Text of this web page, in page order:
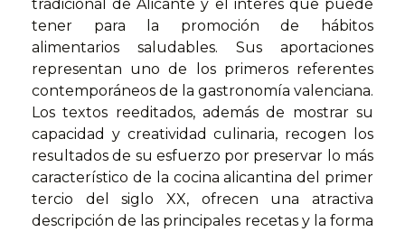
tradicional de Alicante y el interés que puede
tener para la promoción de hábitos
alimentarios saludables. Sus aportaciones
representan uno de los primeros referentes
contemporáneos de la gastronomía valenciana.
Los textos reeditados, además de mostrar su
capacidad y creatividad culinaria, recogen los
resultados de su esfuerzo por preservar lo más
característico de la cocina alicantina del primer
tercio del siglo XX, ofrecen una atractiva
descripción de las principales recetas y la forma